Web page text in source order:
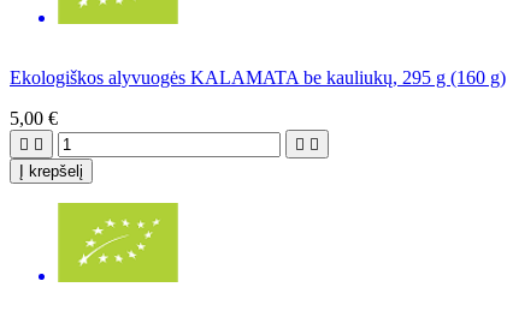
Ekologiškos alyvuogės KALAMATA be kauliukų, 295 g (160 g)
5,00 €
   
Į krepšelį